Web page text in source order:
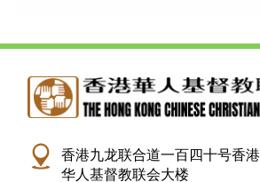
香港九龙联合道一百四十号香港
华人基督教联会大楼